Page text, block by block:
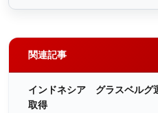
関連記事
インドネシア グラスベルグ
取得